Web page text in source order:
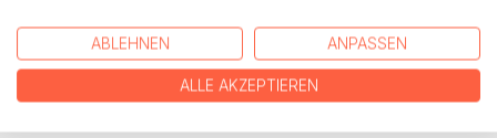
diesem Spitznamen genannt.
Biggi…….eigentlich Brigitte.
Diese führt einen gut gehenden Friseurshop.
ABLEHNEN ANPASSEN
ALLE AKZEPTIEREN